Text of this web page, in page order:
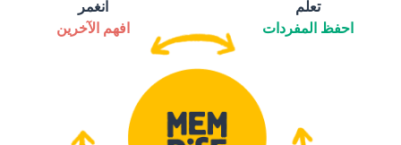
تعلم
احفظ المفردات
انغمر
افهم الآخرين